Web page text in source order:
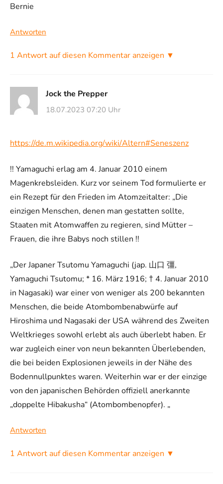
Bernie
Antworten
1 Antwort auf diesen Kommentar anzeigen ▼
Jock the Prepper
18.07.2023 07:20 Uhr
https://de.m.wikipedia.org/wiki/Altern#Seneszenz
!! Yamaguchi erlag am 4. Januar 2010 einem
Magenkrebsleiden. Kurz vor seinem Tod formulierte er
ein Rezept für den Frieden im Atomzeitalter: „Die
einzigen Menschen, denen man gestatten sollte,
Staaten mit Atomwaffen zu regieren, sind Mütter –
Frauen, die ihre Babys noch stillen !!
„Der Japaner Tsutomu Yamaguchi (jap. 山口 彊,
Yamaguchi Tsutomu; * 16. März 1916; † 4. Januar 2010
in Nagasaki) war einer von weniger als 200 bekannten
Menschen, die beide Atombombenabwürfe auf
Hiroshima und Nagasaki der USA während des Zweiten
Weltkrieges sowohl erlebt als auch überlebt haben. Er
war zugleich einer von neun bekannten Überlebenden,
die bei beiden Explosionen jeweils in der Nähe des
Bodennullpunktes waren. Weiterhin war er der einzige
von den japanischen Behörden offiziell anerkannte
„doppelte Hibakusha“ (Atombombenopfer). „
Antworten
1 Antwort auf diesen Kommentar anzeigen ▼